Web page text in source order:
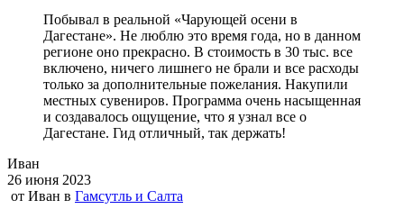
Побывал в реальной «Чарующей осени в
Дагестане». Не люблю это время года, но в данном
регионе оно прекрасно. В стоимость в 30 тыс. все
включено, ничего лишнего не брали и все расходы
только за дополнительные пожелания. Накупили
местных сувениров. Программа очень насыщенная
и создавалось ощущение, что я узнал все о
Дагестане. Гид отличный, так держать!
Иван
26 июня 2023
от Иван в Гамсутль и Салта